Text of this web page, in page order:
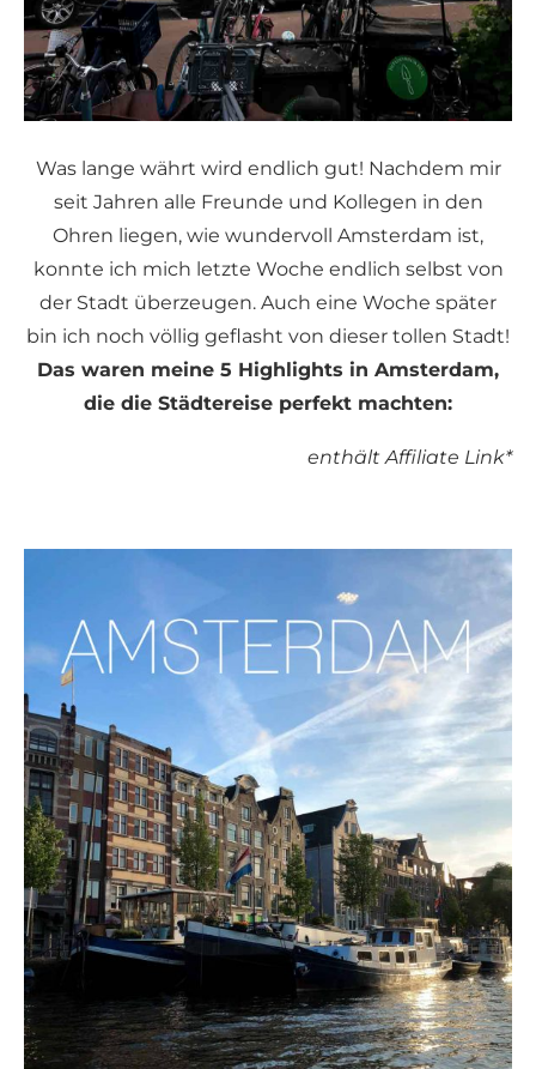
Was lange währt wird endlich gut! Nachdem mir
seit Jahren alle Freunde und Kollegen in den
Ohren liegen, wie wundervoll Amsterdam ist,
konnte ich mich letzte Woche endlich selbst von
der Stadt überzeugen. Auch eine Woche später
bin ich noch völlig geflasht von dieser tollen Stadt!
Das waren meine 5 Highlights in Amsterdam,
die die Städtereise perfekt machten:
enthält Affiliate Link*